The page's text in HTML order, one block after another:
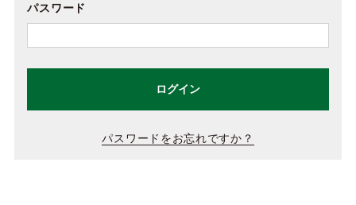
パスワード
ログイン
パスワードをお忘れですか？